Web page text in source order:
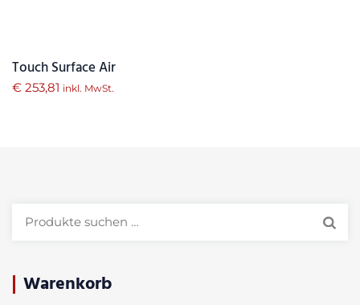
Touch Surface Air
€ 253,81 inkl. MwSt.
Warenkorb